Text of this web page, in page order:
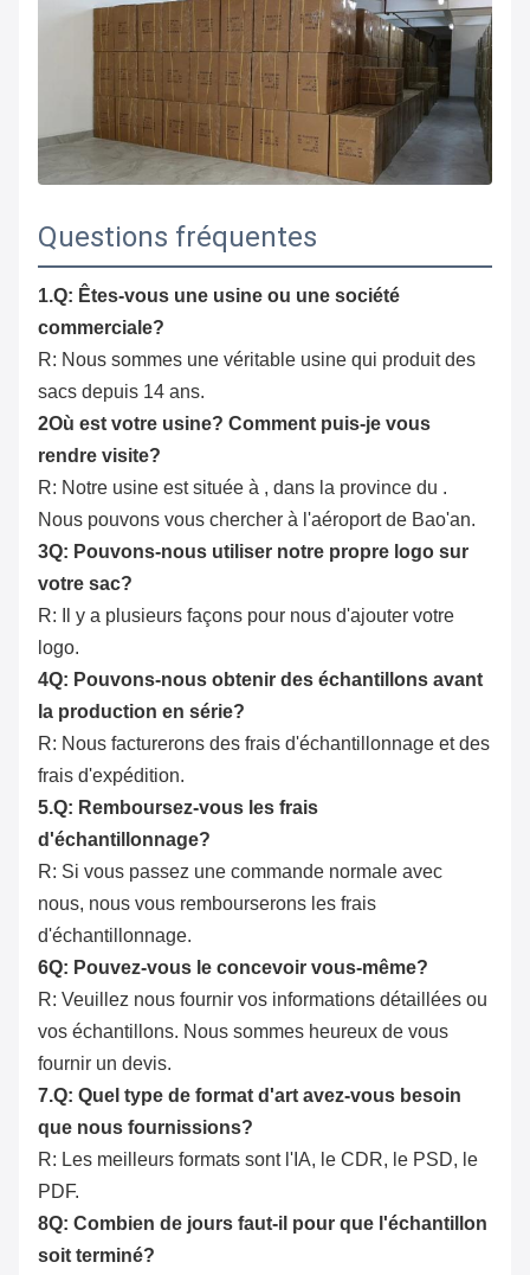
Questions fréquentes
1.Q: Êtes-vous une usine ou une société
commerciale?
R: Nous sommes une véritable usine qui produit des
sacs depuis 14 ans.
2Où est votre usine? Comment puis-je vous
rendre visite?
R: Notre usine est située à , dans la province du .
Nous pouvons vous chercher à l'aéroport de Bao'an.
3Q: Pouvons-nous utiliser notre propre logo sur
votre sac?
R: Il y a plusieurs façons pour nous d'ajouter votre
logo.
4Q: Pouvons-nous obtenir des échantillons avant
la production en série?
R: Nous facturerons des frais d'échantillonnage et des
frais d'expédition.
5.Q: Remboursez-vous les frais
d'échantillonnage?
R: Si vous passez une commande normale avec
nous, nous vous rembourserons les frais
d'échantillonnage.
6Q: Pouvez-vous le concevoir vous-même?
R: Veuillez nous fournir vos informations détaillées ou
vos échantillons. Nous sommes heureux de vous
fournir un devis.
7.Q: Quel type de format d'art avez-vous besoin
que nous fournissions?
R: Les meilleurs formats sont l'IA, le CDR, le PSD, le
PDF.
8Q: Combien de jours faut-il pour que l'échantillon
soit terminé?